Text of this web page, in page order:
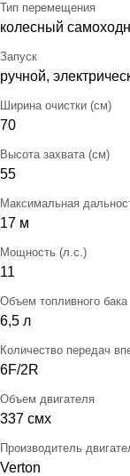
Тип перемещения
колесный
Запуск
ручной,
Ширина очистки (см)
70
Высота захвата (см)
55
Максимальная
17 м
Мощность (л.с.)
11
Объем топливного бака
6,5 л
Количество передач
6F/2R
Объем двигателя
337 смх
Производитель
Verton